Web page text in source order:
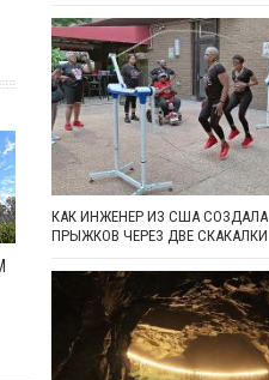
КАК ИНЖЕНЕР ИЗ США
ПРЫЖКОВ ЧЕРЕЗ ДВЕ СКАКАЛКИ